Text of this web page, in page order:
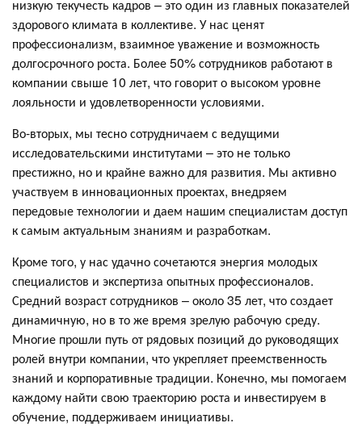
низкую текучесть кадров – это один из главных показателей
здорового климата в коллективе. У нас ценят
профессионализм, взаимное уважение и возможность
долгосрочного роста. Более 50% сотрудников работают в
компании свыше 10 лет, что говорит о высоком уровне
лояльности и удовлетворенности условиями.
Во-вторых, мы тесно сотрудничаем с ведущими
исследовательскими институтами – это не только
престижно, но и крайне важно для развития. Мы активно
участвуем в инновационных проектах, внедряем
передовые технологии и даем нашим специалистам доступ
к самым актуальным знаниям и разработкам.
Кроме того, у нас удачно сочетаются энергия молодых
специалистов и экспертиза опытных профессионалов.
Средний возраст сотрудников – около 35 лет, что создает
динамичную, но в то же время зрелую рабочую среду.
Многие прошли путь от рядовых позиций до руководящих
ролей внутри компании, что укрепляет преемственность
знаний и корпоративные традиции. Конечно, мы помогаем
каждому найти свою траекторию роста и инвестируем в
обучение, поддерживаем инициативы.